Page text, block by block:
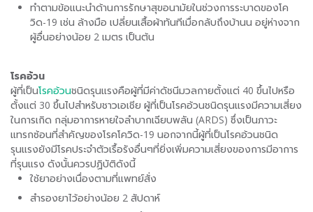
ทำตามข้อแนะนำด้านการรักษาสุขอนามัยในช่วงการระบาดของโค
วิด-19 เช่น ล้างมือ เปลี่ยนเสื้อผ้าทันทีเมื่อกลับถึงบ้านน อยู่ห่างจาก
ผู้อื่นอย่างน้อย 2 เมตร เป็นต้น
โรคอ้วน
ผู้ที่เป็นโรคอ้วนชนิดรุนแรงคือผู้ที่มีค่าดัชนีมวลกายตั้งแต่ 40 ขึ้นไปหรือ
ตั้งแต่ 30 ขึ้นไปสำหรับชาวเอเชีย ผู้ที่เป็นโรคอ้วนชนิดรุนแรงมีความเสี่ยง
ในการเกิด กลุ่มอาการหายใจลำบากเฉียบพลัน (ARDS) ซึ่งเป็นภาวะ
แทรกซ้อนที่สำคัญของโรคโควิด-19 นอกจากนี้ผู้ที่เป็นโรคอ้วนชนิด
รุนแรงยังมีโรคประจำตัวเรื้อรังอื่นๆที่ยิ่งเพิ่มความเสี่ยงของการมีอาการ
ที่รุนแรง ดังนั้นควรปฏิบัติดังนี้
ใช้ยาอย่างเนื่องตามที่แพทย์สั่ง
สำรองยาไว้อย่างน้อย 2 สัปดาห์